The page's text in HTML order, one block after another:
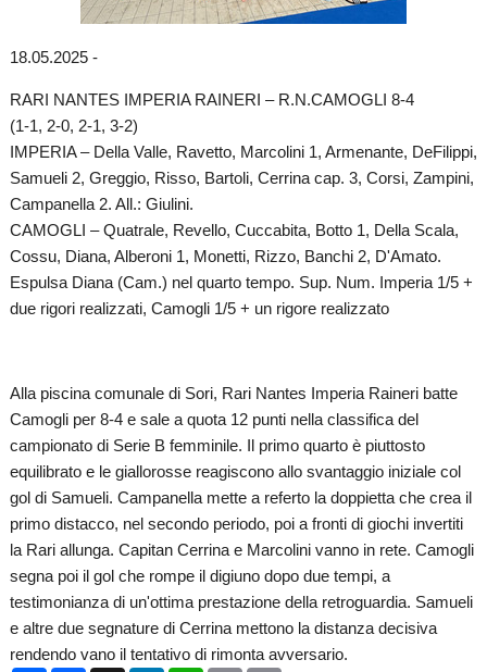
18.05.2025 -
RARI NANTES IMPERIA RAINERI – R.N.CAMOGLI 8-4
(1-1, 2-0, 2-1, 3-2)
IMPERIA – Della Valle, Ravetto, Marcolini 1, Armenante, DeFilippi,
Samueli 2, Greggio, Risso, Bartoli, Cerrina cap. 3, Corsi, Zampini,
Campanella 2. All.: Giulini.
CAMOGLI – Quatrale, Revello, Cuccabita, Botto 1, Della Scala,
Cossu, Diana, Alberoni 1, Monetti, Rizzo, Banchi 2, D'Amato.
Espulsa Diana (Cam.) nel quarto tempo. Sup. Num. Imperia 1/5 +
due rigori realizzati, Camogli 1/5 + un rigore realizzato
Alla piscina comunale di Sori, Rari Nantes Imperia Raineri batte
Camogli per 8-4 e sale a quota 12 punti nella classifica del
campionato di Serie B femminile. Il primo quarto è piuttosto
equilibrato e le giallorosse reagiscono allo svantaggio iniziale col
gol di Samueli. Campanella mette a referto la doppietta che crea il
primo distacco, nel secondo periodo, poi a fronti di giochi invertiti
la Rari allunga. Capitan Cerrina e Marcolini vanno in rete. Camogli
segna poi il gol che rompe il digiuno dopo due tempi, a
testimonianza di un'ottima prestazione della retroguardia. Samueli
e altre due segnature di Cerrina mettono la distanza decisiva
rendendo vano il tentativo di rimonta avversario.